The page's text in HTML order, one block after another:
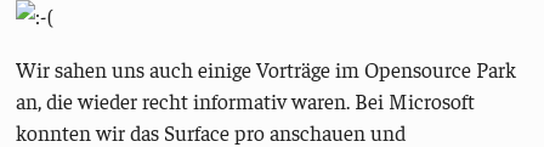
Wir sahen uns auch einige Vorträge im Opensource Park
an, die wieder recht informativ waren. Bei Microsoft
konnten wir das Surface pro anschauen und